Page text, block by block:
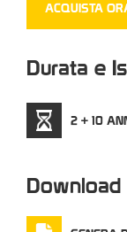
ACQUISTA
Durata e
2 + 10
Download